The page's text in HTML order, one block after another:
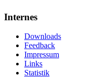
Internes
Downloads
Feedback
Impressum
Links
Statistik